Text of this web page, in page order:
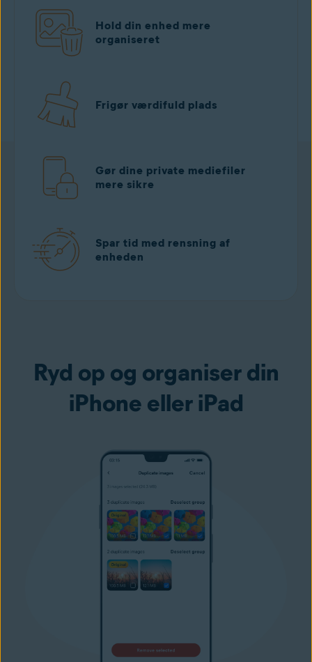
Hold din enhed mere
organiseret
Frigør værdifuld plads
Gør dine private mediefiler
mere sikre
Spar tid med rensning af
enheden
Ryd op og organiser din
iPhone eller iPad